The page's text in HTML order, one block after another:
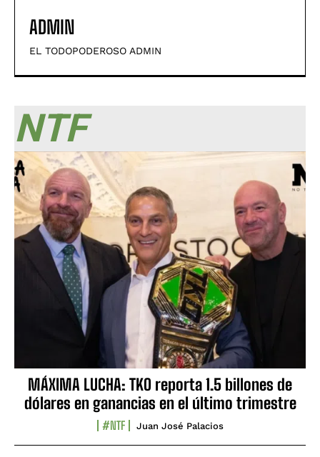
ADMIN
EL TODOPODEROSO ADMIN
NTF
MÁXIMA LUCHA: TKO reporta 1.5 billones de
dólares en ganancias en el último trimestre
#NTF Juan José Palacios